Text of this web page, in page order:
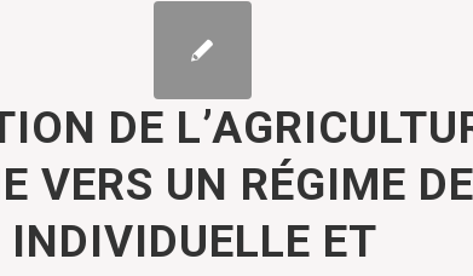
DE
VERS UN RÉGIME DE
INDIVIDUELLE ET